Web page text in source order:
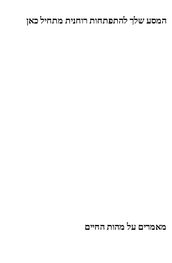
המסע שלך להתפתחות רוחנית מתחיל כאן
מאמרים על מהות החיים